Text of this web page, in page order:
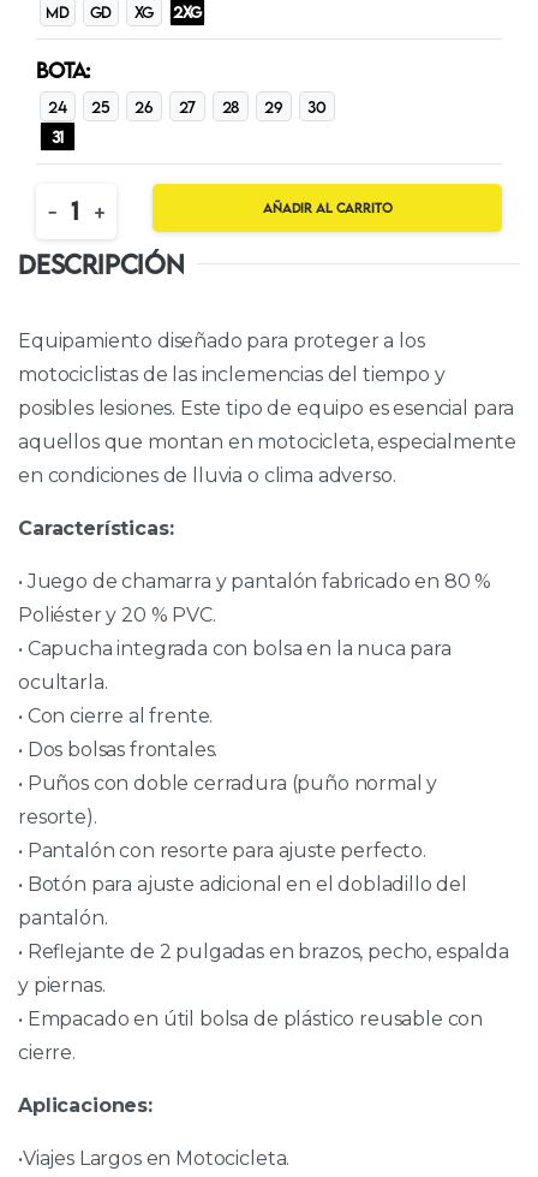
MD GD XG 2XG
BOTA:
24 25 26 27 28 29
30
31
Quantity
- + Añadir al carrito
DESCRIPCIÓN
Equipamiento diseñado para proteger a los
motociclistas de las inclemencias del tiempo y
posibles lesiones. Este tipo de equipo es esencial para
aquellos que montan en motocicleta, especialmente
en condiciones de lluvia o clima adverso.
Características:
• Juego de chamarra y pantalón fabricado en 80 %
Poliéster y 20 % PVC.
• Capucha integrada con bolsa en la nuca para
ocultarla.
• Con cierre al frente.
• Dos bolsas frontales.
• Puños con doble cerradura (puño normal y
resorte).
• Pantalón con resorte para ajuste perfecto.
• Botón para ajuste adicional en el dobladillo del
pantalón.
• Reflejante de 2 pulgadas en brazos, pecho, espalda
y piernas.
• Empacado en útil bolsa de plástico reusable con
cierre.
Aplicaciones:
•Viajes Largos en Motocicleta.